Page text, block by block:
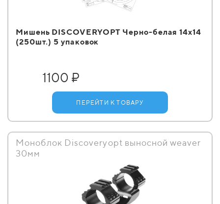
Мишень DISCOVERYOPT Черно-белая 14х14
(250шт.) 5 упаковок
1100 ₽
ПЕРЕЙТИ К ТОВАРУ
Моноблок Discoveryopt выносной weaver
30мм